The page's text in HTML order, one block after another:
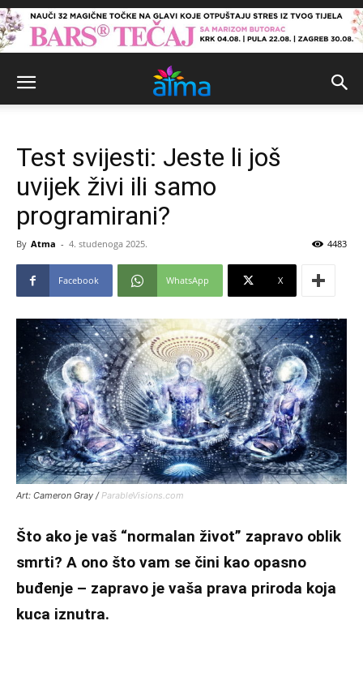
Test svijesti: Jeste li još
uvijek živi ili samo
programirani?
By Atma - 4. studenoga 2025. 4483
Facebook WhatsApp X
Art: Cameron Gray /ParableVisions.com
Što ako je vaš “normalan život” zapravo oblik
smrti? A ono što vam se čini kao opasno
buđenje – zapravo je vaša prava priroda koja
kuca iznutra.